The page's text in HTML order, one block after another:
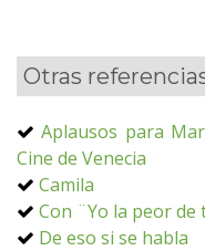
Otras
Aplausos para
Cine de Venecia
Camila
Con ¨Yo la peor de
De eso si se habla